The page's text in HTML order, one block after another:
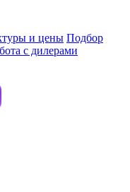
и цены Подбор
с дилерами